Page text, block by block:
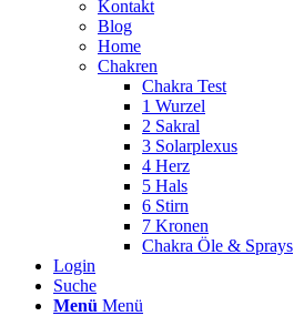
Kontakt
Blog
Home
Chakren
Chakra Test
1 Wurzel
2 Sakral
3 Solarplexus
4 Herz
5 Hals
6 Stirn
7 Kronen
Chakra Öle & Sprays
Login
Suche
Menü Menü